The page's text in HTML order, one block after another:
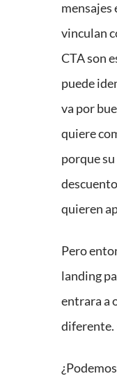
mensajes
vinculan
CTA son
puede
va por
quiere
porque
quieren
Pero
landing
entrara a
diferente.